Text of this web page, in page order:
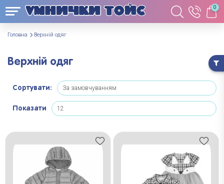
0
Головна Верхній одяг
Верхній одяг
Сортувати:
Показати